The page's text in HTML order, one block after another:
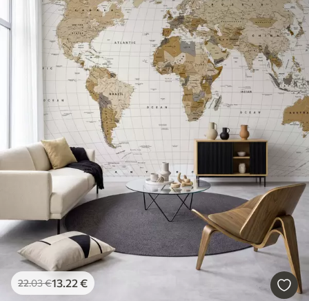
22.03€13.22 €